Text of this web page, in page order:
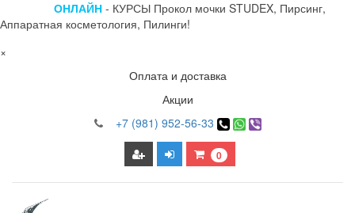
ОНЛАЙН - КУРСЫ Прокол мочки STUDEX, Пирсинг,
Аппаратная косметология, Пилинги!
×
Оплата и доставка
Акции
+7 (981) 952-56-33
0